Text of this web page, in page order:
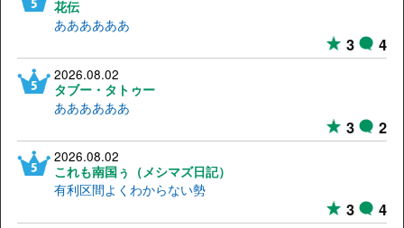
花伝
ああああああ
3 4
2026.08.02
タブー・タトゥー
ああああああ
3 2
2026.08.02
これも南国ぅ（メシマズ日記）
有利区間よくわからない勢
3 4